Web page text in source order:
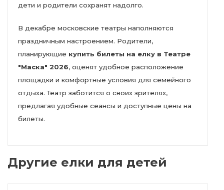
дети и родители сохранят надолго.
В декабре московские театры наполняются
праздничным настроением. Родители,
планирующие купить билеты на елку в Театре
"Маска" 2026, оценят удобное расположение
площадки и комфортные условия для семейного
отдыха. Театр заботится о своих зрителях,
предлагая удобные сеансы и доступные цены на
билеты.
Другие елки для детей